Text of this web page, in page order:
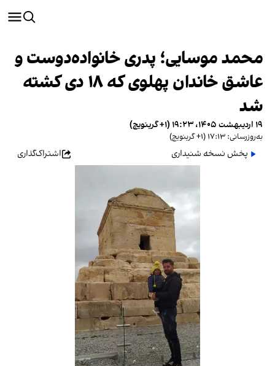
محمد موسایی؛ پدری خانواده‌دوست و
عاشق خاندان پهلوی که ۱۸ دی کشته
شد
۱۹ اردیبهشت ۱۴۰۵، ۱۹:۲۳ (‎+۱ گرینویچ)
به‌روزرسانی: ۱۷:۱۳ (‎+۱ گرینویچ)
پخش نسخه شنیداری اشتراک‌گذاری